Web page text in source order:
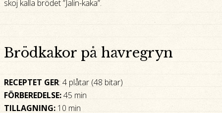
skoj kalla brödet ”Jalin-kaka”.
Brödkakor på havregryn
RECEPTET GER: 4 plåtar (48 bitar)
FÖRBEREDELSE:45 min
TILLAGNING: 10 min